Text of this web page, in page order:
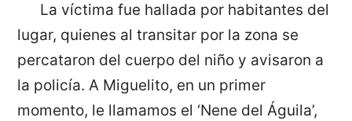
La víctima fue hallada por habitantes del
lugar, quienes al transitar por la zona se
percataron del cuerpo del niño y avisaron a
la policía. A Miguelito, en un primer
momento, le llamamos el ‘Nene del Águila’,